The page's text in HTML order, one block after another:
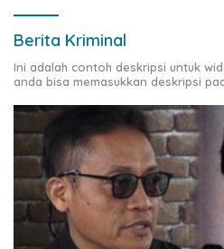
Berita Kriminal
Ini adalah contoh deskripsi untuk
anda bisa memasukkan deskripsi